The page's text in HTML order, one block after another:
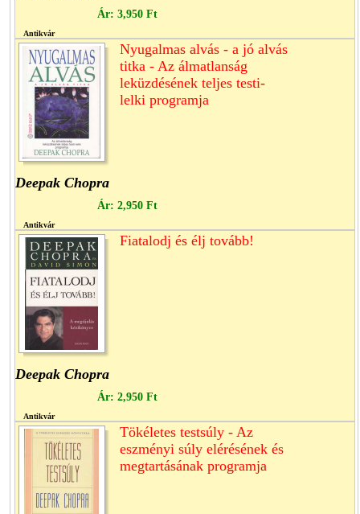
Ár: 3,950 Ft
Antikvár
Nyugalmas alvás - a jó alvás
titka - Az álmatlanság
leküzdésének teljes testi-
lelki programja
Deepak Chopra
Ár: 2,950 Ft
Antikvár
Fiatalodj és élj tovább!
Deepak Chopra
Ár: 2,950 Ft
Antikvár
Tökéletes testsúly - Az
eszményi súly elérésének és
megtartásának programja